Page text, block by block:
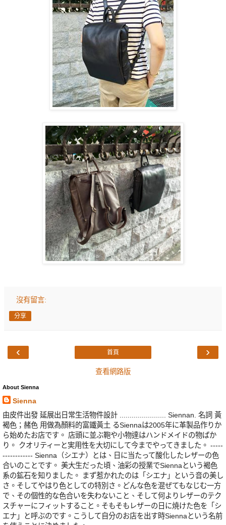
沒有留言:
分享
‹ ›
首頁
查看網路版
About Sienna
Sienna
由皮件出發 延展出日常生活物件設計 ....................... Siennan. 名詞 黃
褐色；赭色 用做為顏料的富鐵黃土 るSiennaは2005年に革製品作りか
ら始めたお店です。 店頭に並ぶ鞄や小物達はハンドメイドの物ばか
り。 クオリティーと実用性を大切にして今までやってきました。 -----
------------ Sienna（シエナ）とは、日に当たって酸化したレザーの色
合いのことです。 美大生だった頃、油彩の授業でSiennaという褐色
系の鉱石を知りました。 まず惹かれたのは「シエナ」という音の美し
さ。そしてやはり色としての特別さ。どんな色を混ぜてもなじむ一方
で、その個性的な色合いを失わないこと、そして何よりレザーのテク
スチャーにフィットすること。そもそもレザーの日に焼けた色を「シ
エナ」と呼ぶのです。こうして自分のお店を出す時Siennaという名前